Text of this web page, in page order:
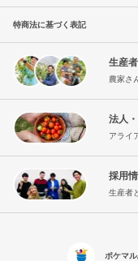
特商法に基づく表記
生産
農家さ
法人
アライ
採用
生産者
ポケマ